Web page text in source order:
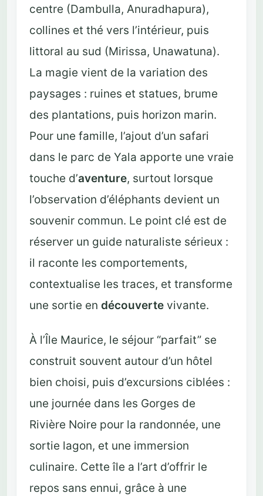
centre (Dambulla, Anuradhapura),
collines et thé vers l’intérieur, puis
littoral au sud (Mirissa, Unawatuna).
La magie vient de la variation des
paysages : ruines et statues, brume
des plantations, puis horizon marin.
Pour une famille, l’ajout d’un safari
dans le parc de Yala apporte une vraie
touche d’aventure, surtout lorsque
l’observation d’éléphants devient un
souvenir commun. Le point clé est de
réserver un guide naturaliste sérieux :
il raconte les comportements,
contextualise les traces, et transforme
une sortie en découvertevivante.
À l’Île Maurice, le séjour “parfait” se
construit souvent autour d’un hôtel
bien choisi, puis d’excursions ciblées :
une journée dans les Gorges de
Rivière Noire pour la randonnée, une
sortie lagon, et une immersion
culinaire. Cette île a l’art d’offrir le
repos sans ennui, grâce à une